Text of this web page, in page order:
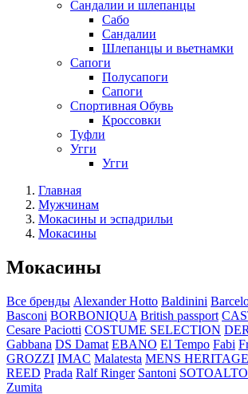
Сандалии и шлепанцы
Сабо
Сандалии
Шлепанцы и вьетнамки
Сапоги
Полусапоги
Сапоги
Спортивная Обувь
Кроссовки
Туфли
Угги
Угги
Главная
Мужчинам
Мокасины и эспадрильи
Мокасины
Мокасины
Все бренды Alexander Hotto Baldinini
Basconi BORBONIQUA British passport
Cesare Paciotti COSTUME SELECTION
Gabbana DS Damat EBANO El Tempo Fabi
GROZZI IMAC Malatesta MENS HERITAGE
REED Prada Ralf Ringer Santoni SOTOALTO
Zumita